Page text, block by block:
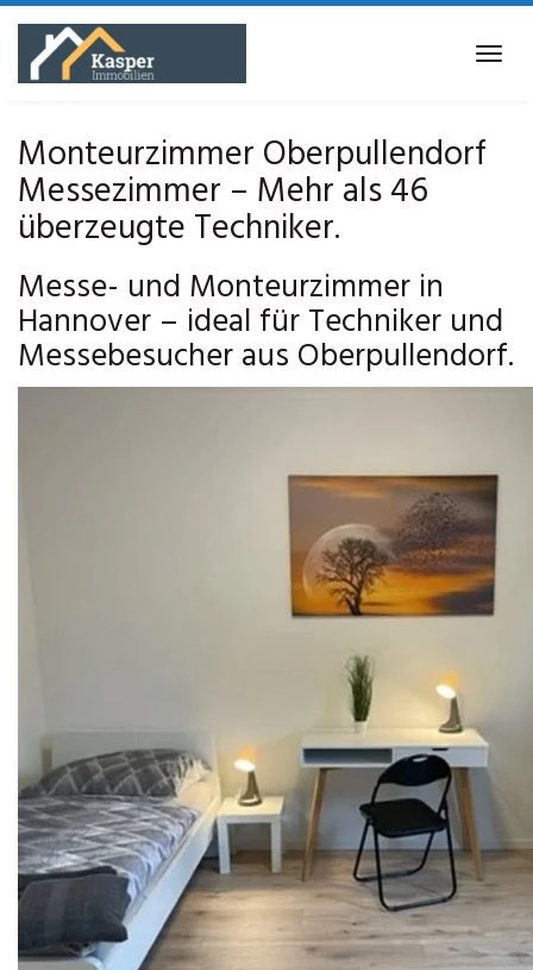
Skip
main
Monteurzimmer Oberpullendorf
Messezimmer – Mehr als 46
überzeugte Techniker.
Messe- und Monteurzimmer in
Hannover – ideal für Techniker und
Messebesucher aus Oberpullendorf.